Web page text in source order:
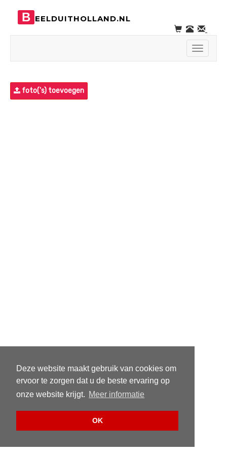
Deze website maakt gebruik van cookies om
ervoor te zorgen dat u de beste ervaring op
onze website krijgt. Meer informatie
OK
B EELDUITHOLLAND.NL
Toggle
foto('s) toevoegen